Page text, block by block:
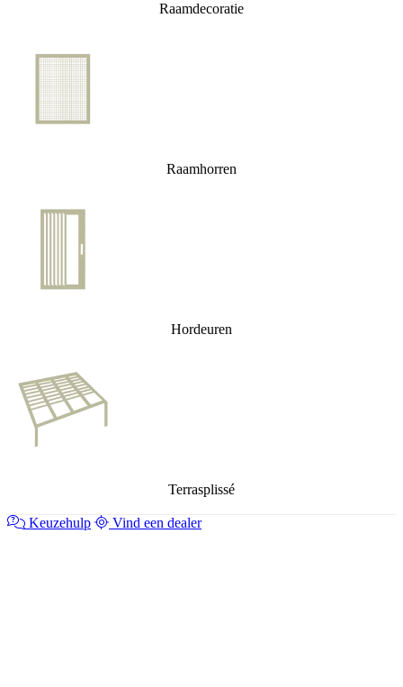
Raamdecoratie
Raamhorren
Hordeuren
Terrasplissé
Keuzehulp Vind een dealer